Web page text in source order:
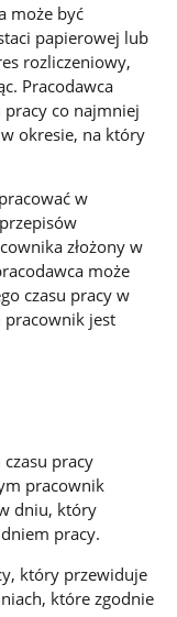
może być
papierowej lub
rozliczeniowy,
Pracodawca
pracy co najmniej
okresie, na który
w
złożony w
może
czasu pracy w
pracownik jest
pracy
pracownik
dniu, który
pracy.
który przewiduje
które zgodnie